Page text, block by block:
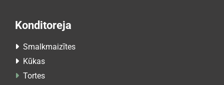
Konditoreja
 Smalkmaizītes
 Kūkas
 Tortes